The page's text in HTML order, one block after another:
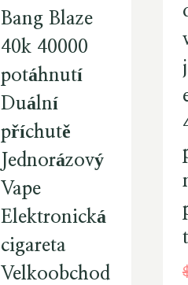
Bang Blaze
40k 40000
potáhnutí
Duální
příchutě
Jednorázový
Vape
Elektronická
cigareta
Velkoobchod